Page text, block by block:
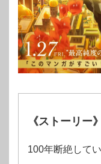
《ストーリー》
100年断絶して